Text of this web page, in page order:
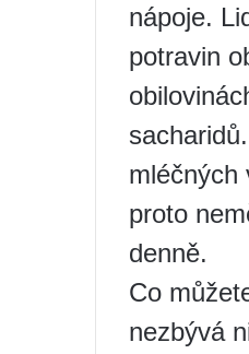
nápoje.
potravin
mléčných
proto
denně.
Co
nezbývá